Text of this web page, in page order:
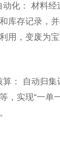
： 材料经
库存记录，
用，变废为宝
自动归集
，实现“一单